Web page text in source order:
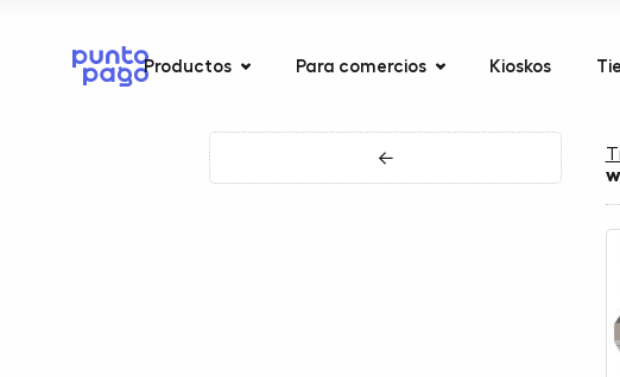
Productos Para comercios Kioskos
←